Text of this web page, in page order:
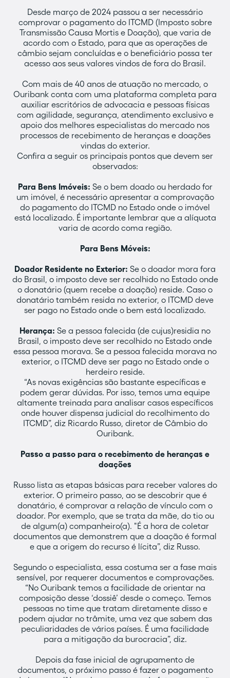
Desde março de 2024 passou a ser necessário
comprovar o pagamento do ITCMD (Imposto sobre
Transmissão Causa Mortis e Doação), que varia de
acordo com o Estado, para que as operações de
câmbio sejam concluídas e o beneficiário possa ter
acesso aos seus valores vindos de fora do Brasil.
Com mais de 40 anos de atuação no mercado, o
Ouribank conta com uma plataforma completa para
auxiliar escritórios de advocacia e pessoas físicas
com agilidade, segurança, atendimento exclusivo e
apoio dos melhores especialistas do mercado nos
processos de recebimento de heranças e doações
vindas do exterior.
Confira a seguir os principais pontos que devem ser
observados:
Para Bens Imóveis: Se o bem doado ou herdado for
um imóvel, é necessário apresentar a comprovação
do pagamento do ITCMD no Estado onde o imóvel
está localizado. É importante lembrar que a alíquota
varia de acordo coma região.
Para Bens Móveis:
Doador Residente no Exterior: Se o doador mora fora
do Brasil, o imposto deve ser recolhido no Estado onde
o donatário (quem recebe a doação) reside. Caso o
donatário também resida no exterior, o ITCMD deve
ser pago no Estado onde o bem está localizado.
Herança: Se a pessoa falecida (de cujus)residia no
Brasil, o imposto deve ser recolhido no Estado onde
essa pessoa morava. Se a pessoa falecida morava no
exterior, o ITCMD deve ser pago no Estado onde o
herdeiro reside.
“As novas exigências são bastante específicas e
podem gerar dúvidas. Por isso, temos uma equipe
altamente treinada para analisar casos específicos
onde houver dispensa judicial do recolhimento do
ITCMD”, diz Ricardo Russo, diretor de Câmbio do
Ouribank.
Passo a passo para o recebimento de heranças e
doações
Russo lista as etapas básicas para receber valores do
exterior. O primeiro passo, ao se descobrir que é
donatário, é comprovar a relação de vínculo com o
doador. Por exemplo, que se trata da mãe, do tio ou
de algum(a) companheiro(a). "É a hora de coletar
documentos que demonstrem que a doação é formal
e que a origem do recurso é lícita”, diz Russo.
Segundo o especialista, essa costuma ser a fase mais
sensível, por requerer documentos e comprovações.
“No Ouribank temos a facilidade de orientar na
composição desse ‘dossiê’ desde o começo. Temos
pessoas no time que tratam diretamente disso e
podem ajudar no trâmite, uma vez que sabem das
peculiaridades de vários países. É uma facilidade
para a mitigação da burocracia”, diz.
Depois da fase inicial de agrupamento de
documentos, o próximo passo é fazer o pagamento